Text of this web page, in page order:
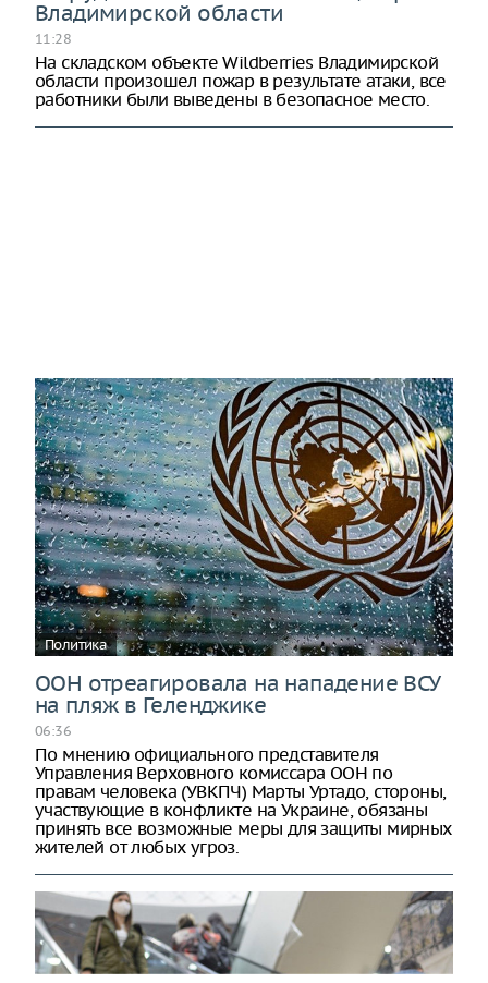
Владимирской области
11:28
На складском объекте Wildberries Владимирской
области произошел пожар в результате атаки, все
работники были выведены в безопасное место.
Политика
ООН отреагировала на нападение ВСУ
на пляж в Геленджике
06:36
По мнению официального представителя
Управления Верховного комиссара ООН по
правам человека (УВКПЧ) Марты Уртадо, стороны,
участвующие в конфликте на Украине, обязаны
принять все возможные меры для защиты мирных
жителей от любых угроз.